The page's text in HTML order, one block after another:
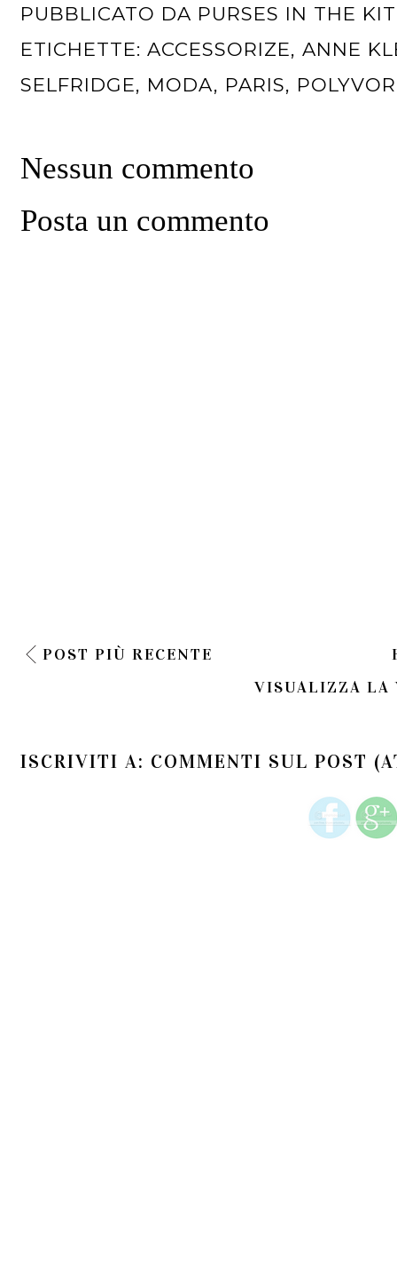
PUBBLICATO DA PURSES IN THE
ETICHETTE: ACCESSORIZE, ANNE
SELFRIDGE, MODA, PARIS,
Nessun commento
Posta un commento
POST PIÙ RECENTE
VISUALIZZA LA
ISCRIVITI A: COMMENTI SUL POST